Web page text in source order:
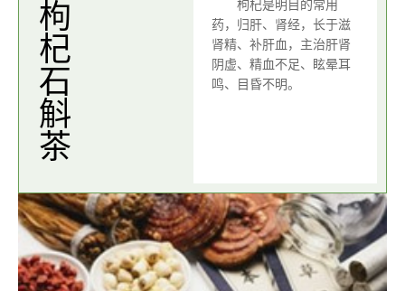
枸杞石斛茶
枸杞是明目的常用
药，归肝、肾经，长于滋
肾精、补肝血，主治肝肾
阴虚、精血不足、眩晕耳
鸣、目昏不明。